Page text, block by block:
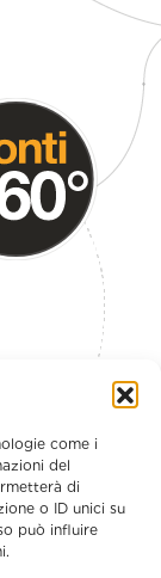
come i
del
di
o ID unici su
può influire